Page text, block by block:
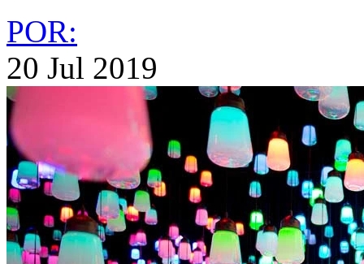
POR:
20 Jul 2019